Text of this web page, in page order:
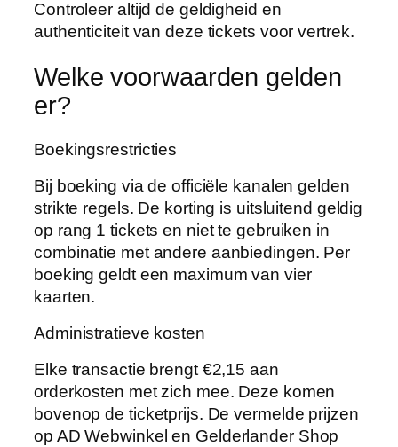
Controleer altijd de geldigheid en
authenticiteit van deze tickets voor vertrek.
Welke voorwaarden gelden
er?
Boekingsrestricties
Bij boeking via de officiële kanalen gelden
strikte regels. De korting is uitsluitend geldig
op rang 1 tickets en niet te gebruiken in
combinatie met andere aanbiedingen. Per
boeking geldt een maximum van vier
kaarten.
Administratieve kosten
Elke transactie brengt €2,15 aan
orderkosten met zich mee. Deze komen
bovenop de ticketprijs. De vermelde prijzen
op AD Webwinkel en Gelderlander Shop